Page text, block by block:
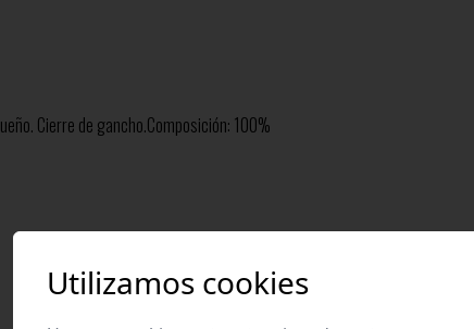
Cierre de gancho.Composición: 100%
Utilizamos cookies